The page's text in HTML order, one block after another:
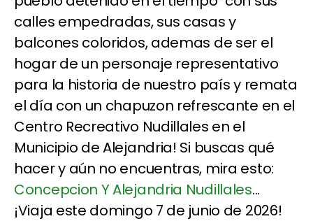
calles empedradas, sus casas y
balcones coloridos, ademas de ser el
hogar de un personaje representativo
para la historia de nuestro país y remata
el día con un chapuzon refrescante en el
Centro Recreativo Nudillales en el
Municipio de Alejandria! Si buscas qué
hacer y aún no encuentras, mira esto:
Concepcion Y Alejandria Nudillales...
¡Viaja este domingo 7 de junio de 2026!